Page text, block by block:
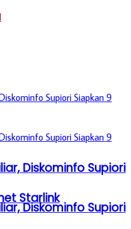
Diskominfo Supiori
Starlink
Diskominfo Supiori